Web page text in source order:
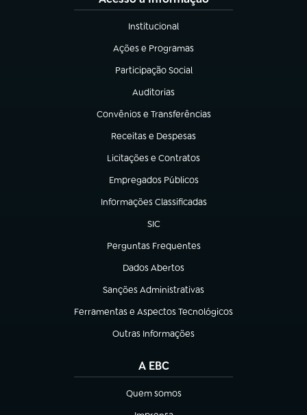
Institucional
(abre em nova aba)
Ações e Programas
(abre em nova aba)
Participação Social
(abre em nova aba)
Auditorias
(abre em nova aba)
Convênios e Transferências
(abre em nova aba)
Receitas e Despesas
(abre em nova aba)
Licitações e Contratos
(abre em nova aba)
Empregados Públicos
(abre em nova aba)
Informações Classificadas
(abre em nova aba)
SIC
(abre em nova aba)
Perguntas Frequentes
(abre em nova aba)
Dados Abertos
(abre em nova aba)
Sanções Administrativas
(abre em nova aba)
Ferramentas e Aspectos Tecnológicos
(abre em nova aba)
Outras Informações
(abre em nova aba)
A EBC
Quem somos
(abre em nova aba)